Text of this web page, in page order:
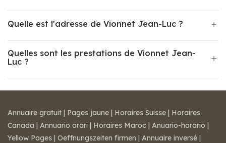
Quelle est l'adresse de Vionnet Jean-Luc ?
Quelles sont les prestations de Vionnet Jean-
Luc ?
Annuaire gratuit | Pages jaune | Horaires Suisse | Horaires
Canada | Annuario orari | Horaires Maroc | Anuario-horario |
Yellow Pages | Oeffnungszeiten firmen | Annuaire inversé |